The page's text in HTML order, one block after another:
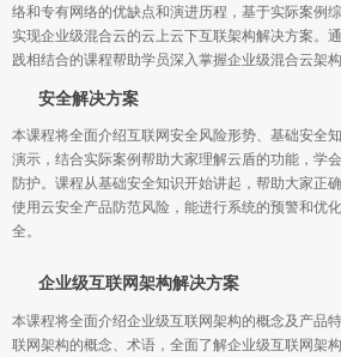
络和专有网络的优缺点和演进历程，基于实际案例
实现企业级混合云的云上云下互联架构解决方案。
践相结合的课程帮助学员深入掌握企业级混合云架构
本课程将全面介绍互联网安全风险形势、基础安全
演示，结合实际案例帮助大家理解云盾的功能，学
防护。课程从基础安全知识开始讲起，帮助大家正
使用云安全产品防范风险，能进行系统的预警和优
全。
安全解决方案
本课程将全面介绍企业级互联网架构的概念及产品
联网架构的概念、术语，全面了解企业级互联网架
企业级互联网架构解决方案